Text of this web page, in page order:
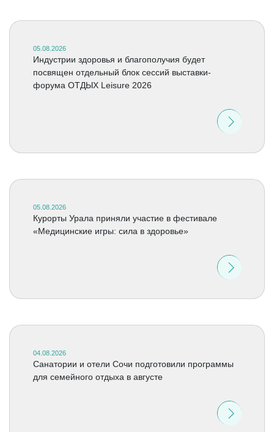
05.08.2026
Индустрии здоровья и благополучия будет
посвящен отдельный блок сессий выставки-
форума ОТДЫХ Leisure 2026
05.08.2026
Курорты Урала приняли участие в фестивале
«Медицинские игры: сила в здоровье»
04.08.2026
Санатории и отели Сочи подготовили программы
для семейного отдыха в августе